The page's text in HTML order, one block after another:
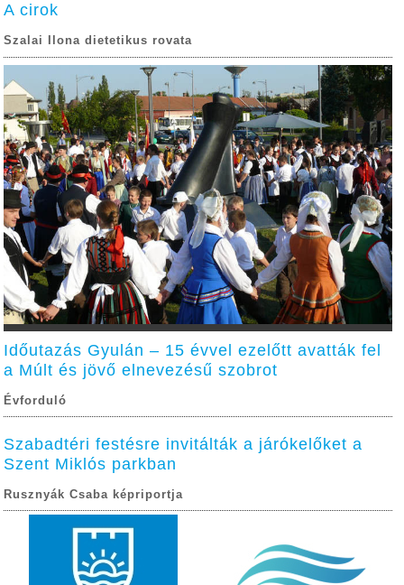
A cirok
Szalai Ilona dietetikus rovata
Időutazás Gyulán – 15 évvel ezelőtt avatták fel
a Múlt és jövő elnevezésű szobrot
Évforduló
Szabadtéri festésre invitálták a járókelőket a
Szent Miklós parkban
Rusznyák Csaba képriportja